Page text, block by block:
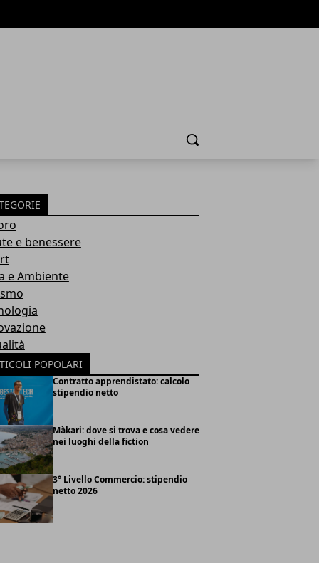
Cerca
e benessere
e Ambiente
POPOLARI
Contratto apprendistato: calcolo
stipendio netto
Màkari: dove si trova e cosa vedere
nei luoghi della fiction
3° Livello Commercio: stipendio
netto 2026